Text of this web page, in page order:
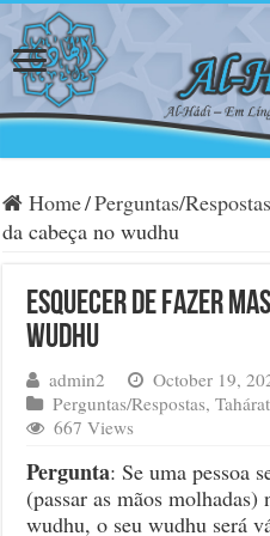
Home/Perguntas/Respostas
da cabeça no wudhu
Esquecer de fazer
wudhu
admin2
October 19,
Perguntas/Respostas,Tahárat
667 Views
Pergunta: Se uma pessoa
(passar as mãos molhadas)
wudhu, o seu wudhu será